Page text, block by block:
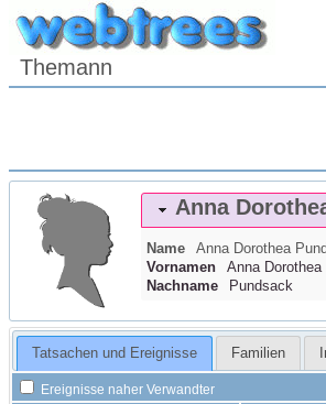
Themann
Anna
Name Anna Dorothea
Vornamen
Anna Dorothea
Nachname
Pundsack
Tatsachen und Ereignisse Familien
Ereignisse naher Verwandter